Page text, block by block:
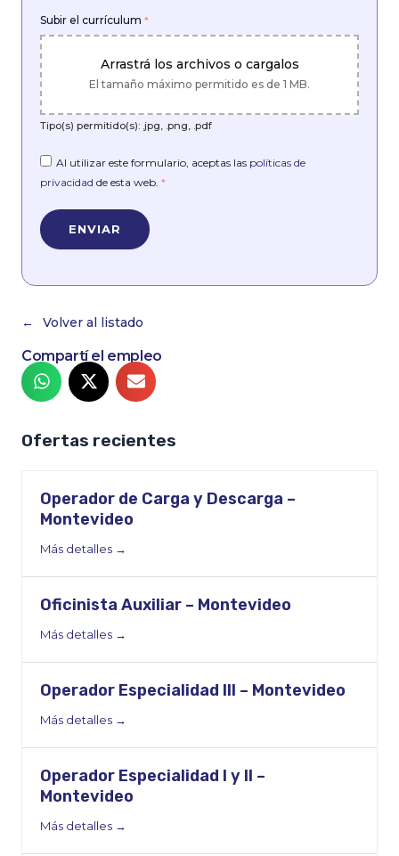
Subir el currículum *
Arrastrá los archivos o cargalos
El tamaño máximo permitido es de 1 MB.
Tipo(s) permitido(s): .jpg, .png, .pdf
Al utilizar este formulario, aceptas las políticas de
privacidad de esta web. *
Volver al listado
Compartí el empleo
Ofertas recientes
Operador de Carga y Descarga –
Montevideo
Más detalles
Oficinista Auxiliar – Montevideo
Más detalles
Operador Especialidad III – Montevideo
Más detalles
Operador Especialidad I y II –
Montevideo
Más detalles